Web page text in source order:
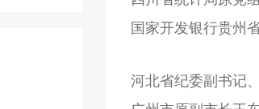
国家开发银行贵州
河北省纪委副书记